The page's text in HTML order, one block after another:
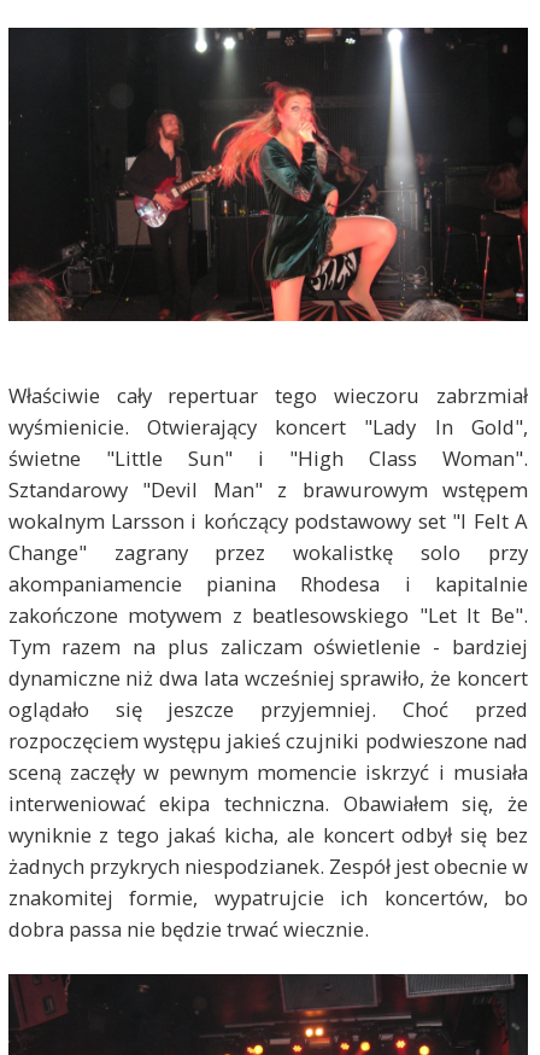
Właściwie cały repertuar tego wieczoru zabrzmiał
wyśmienicie. Otwierający koncert "Lady In Gold",
świetne "Little Sun" i "High Class Woman".
Sztandarowy "Devil Man" z brawurowym wstępem
wokalnym Larsson i kończący podstawowy set "I Felt A
Change" zagrany przez wokalistkę solo przy
akompaniamencie pianina Rhodesa i kapitalnie
zakończone motywem z beatlesowskiego "Let It Be".
Tym razem na plus zaliczam oświetlenie - bardziej
dynamiczne niż dwa lata wcześniej sprawiło, że koncert
oglądało się jeszcze przyjemniej. Choć przed
rozpoczęciem występu jakieś czujniki podwieszone nad
sceną zaczęły w pewnym momencie iskrzyć i musiała
interweniować ekipa techniczna. Obawiałem się, że
wyniknie z tego jakaś kicha, ale koncert odbył się bez
żadnych przykrych niespodzianek. Zespół jest obecnie w
znakomitej formie, wypatrujcie ich koncertów, bo
dobra passa nie będzie trwać wiecznie.